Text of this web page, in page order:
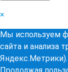
×
Мы используем
сайта и анализа
Яндекс.Метрики).